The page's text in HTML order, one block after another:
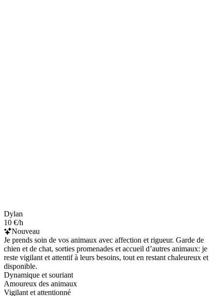
Dylan
10 €/h
Nouveau
Je prends soin de vos animaux avec affection et rigueur. Garde de
chien et de chat, sorties promenades et accueil d’autres animaux: je
reste vigilant et attentif à leurs besoins, tout en restant chaleureux et
disponible.
Dynamique et souriant
Amoureux des animaux
Vigilant et attentionné